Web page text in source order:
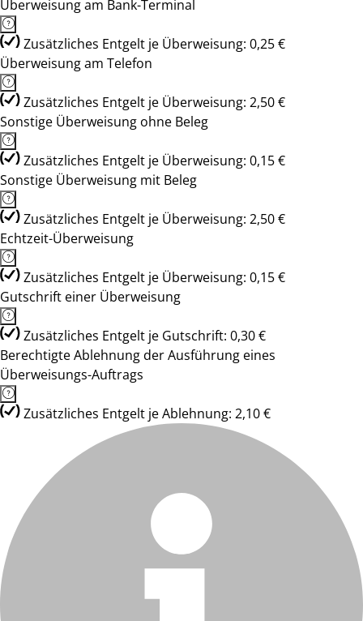
Überweisung am Bank-Terminal
Zusätzliches Entgelt je Überweisung: 0,25 €
Überweisung am Telefon
Zusätzliches Entgelt je Überweisung: 2,50 €
Sonstige Überweisung ohne Beleg
Zusätzliches Entgelt je Überweisung: 0,15 €
Sonstige Überweisung mit Beleg
Zusätzliches Entgelt je Überweisung: 2,50 €
Echtzeit-Überweisung
Zusätzliches Entgelt je Überweisung: 0,15 €
Gutschrift einer Überweisung
Zusätzliches Entgelt je Gutschrift: 0,30 €
Berechtigte Ablehnung der Ausführung eines
Überweisungs-Auftrags
Zusätzliches Entgelt je Ablehnung: 2,10 €